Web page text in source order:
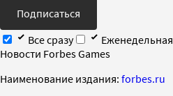
Подписаться
Все сразу
Еженедельная
Новости Forbes Games
Наименование издания: forbes.ru